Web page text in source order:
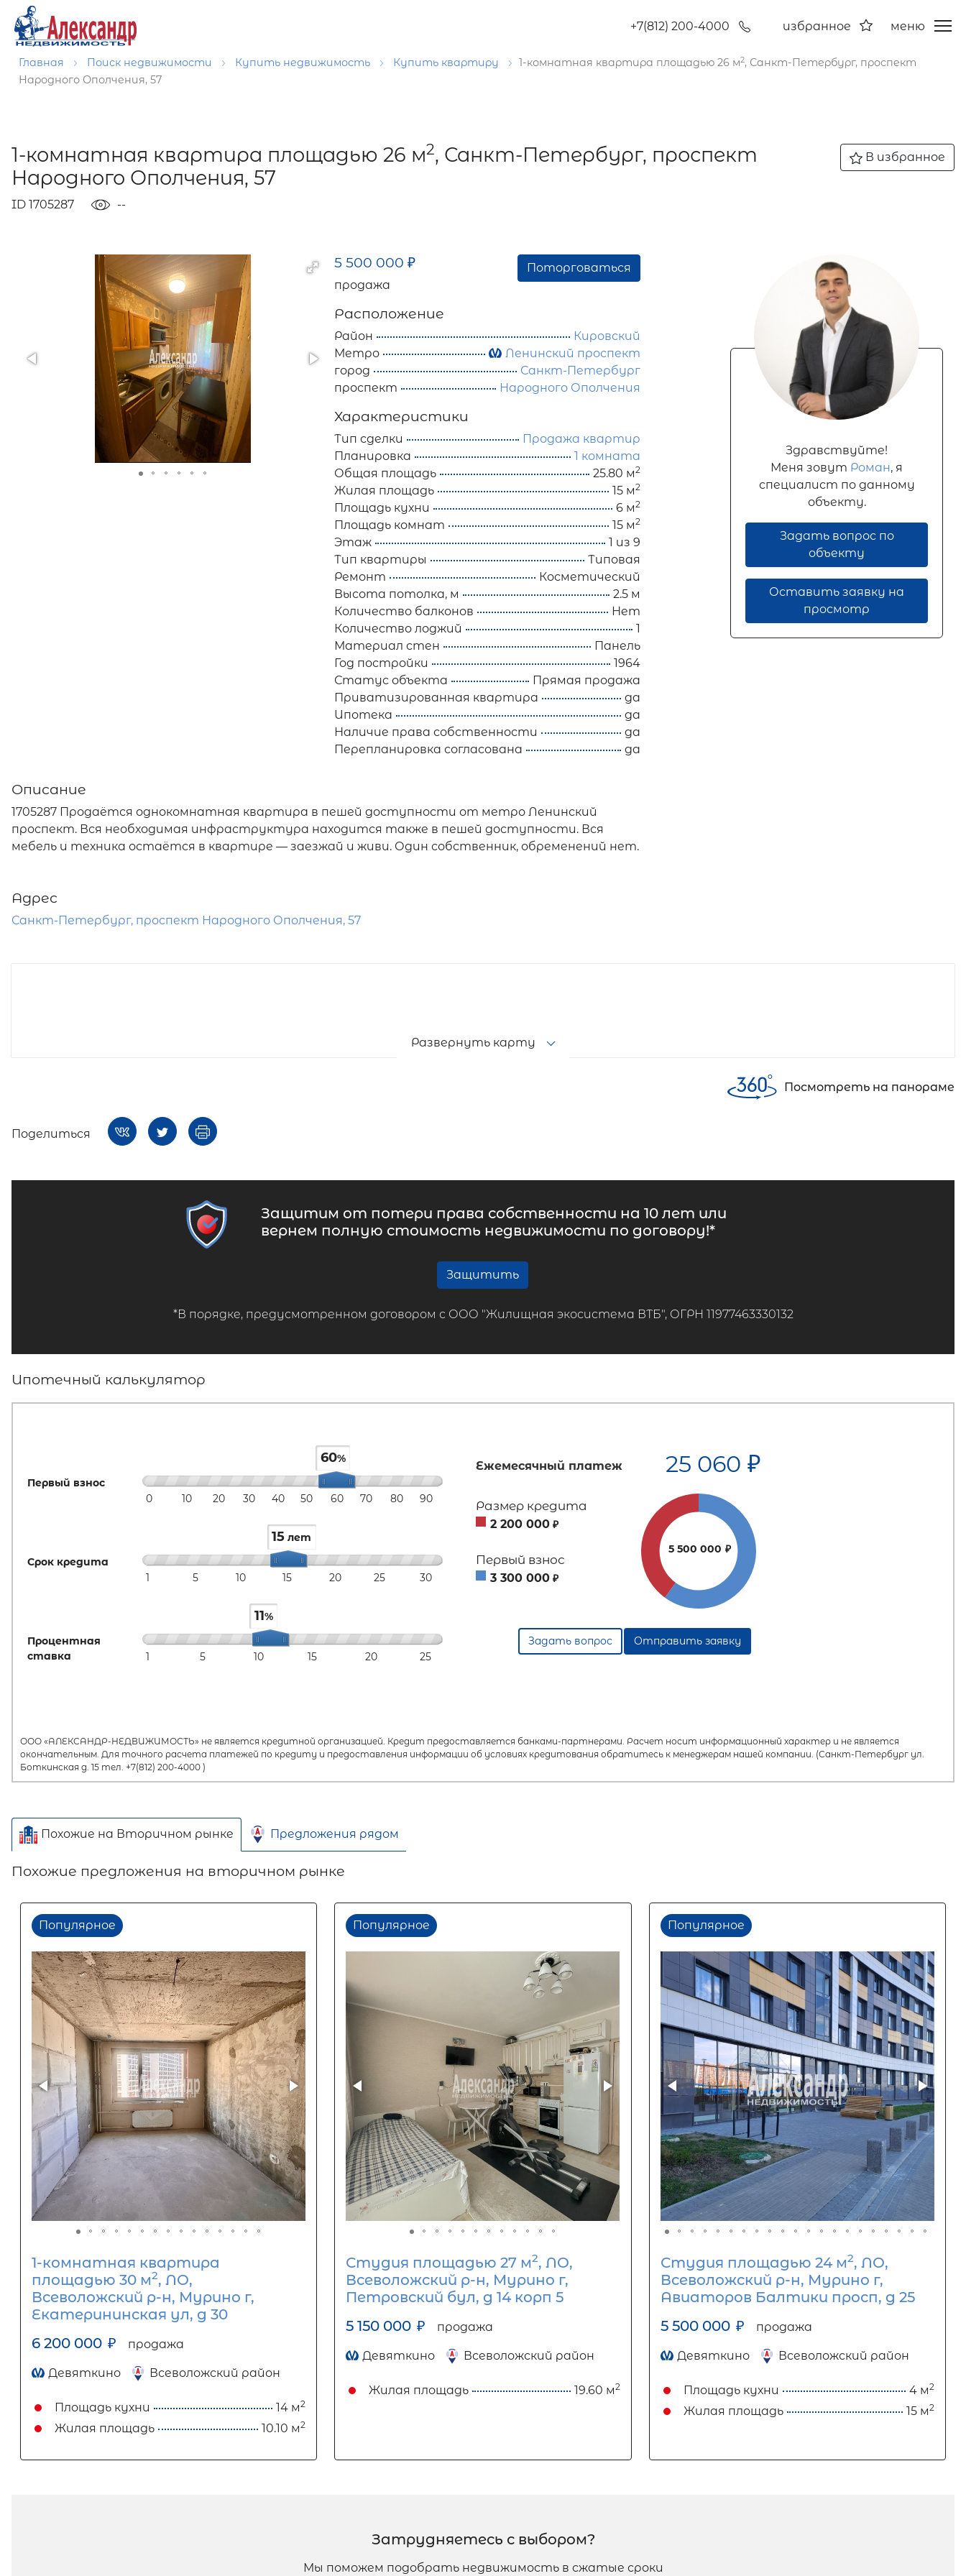
+7(812) 200-4000 избранное меню
Главная Поиск недвижимости Купить недвижимость Купить квартиру 1-комнатная квартира площадью 26 м2, Санкт-Петербург, проспект
Народного Ополчения, 57
1-комнатная квартира площадью 26 м2, Санкт-Петербург, проспект
Народного Ополчения, 57
ID 1705287 --
В избранное
5 500 000₽
продажа
Поторговаться
Расположение
Район
Кировский
Метро
Ленинский проспект
город
Санкт-Петербург
проспект
Народного Ополчения
Характеристики
Тип сделки
Продажа квартир
Планировка
1 комната
Общая площадь
25.80 м2
Жилая площадь 15 м2
Площадь кухни 6 м2
Площадь комнат 15 м2
Этаж
1 из 9
Тип квартиры
Типовая
Ремонт
Косметический
Высота потолка, м
2.5 м
Количество балконов
Нет
Количество лоджий
1
Материал стен
Панель
Год постройки
1964
Статус объекта
Прямая продажа
Приватизированная квартира
да
Ипотека
да
Наличие права собственности
да
Перепланировка согласована
да
Описание
1705287 Продаётся однокомнатная квартира в пешей доступности от метро Ленинский
проспект. Вся необходимая инфраструктура находится также в пешей доступности. Вся
мебель и техника остаётся в квартире — заезжай и живи. Один собственник, обременений нет.
Здравствуйте!
Меня зовут Роман, я
специалист по данному
объекту.
Задать вопрос по
объекту
Оставить заявку на
просмотр
Адрес
Санкт-Петербург, проспект Народного Ополчения, 57
Развернуть карту
Посмотреть на панораме
Поделиться
Защитим от потери права собственности на 10 лет или
вернем полную стоимость недвижимости по договору!*
Защитить
*В порядке, предусмотренном договором с ООО "Жилищная экосистема ВТБ", ОГРН 11977463330132
Ипотечный калькулятор
Первый взнос
60%
0 10 20 30 40 50 60 70 80 90
Срок кредита
15 лет
1 5 10 15 20 25 30
Процентная
ставка
11%
1 5 10 15 20 25
Ежемесячный платеж
Размер кредита
2 200 000 ₽
Первый взнос
3 300 000 ₽
25 060 ₽
5 500 000 ₽
Задать вопрос Отправить заявку
ООО «АЛЕКСАНДР-НЕДВИЖИМОСТЬ» не является кредитной организацией. Кредит предоставляется банками-партнерами. Расчет носит информационный характер и не является
окончательным. Для точного расчета платежей по кредиту и предоставления информации об условиях кредитования обратитесь к менеджерам нашей компании. (Санкт-Петербург ул.
Боткинская д. 15 тел. +7(812) 200-4000 )
Похожие на Вторичном рынке Предложения рядом
Похожие предложения на вторичном рынке
Популярное
1-комнатная квартира
площадью 30 м2, ЛО,
Всеволожский р-н, Мурино г,
Екатерининская ул, д 30
6 200 000 ₽ продажа
Девяткино Всеволожский район
Площадь кухни 14 м2
Жилая площадь 10.10 м2
Популярное
Студия площадью 27 м2, ЛО,
Всеволожский р-н, Мурино г,
Петровский бул, д 14 корп 5
5 150 000 ₽ продажа
Девяткино Всеволожский район
Жилая площадь 19.60 м2
Популярное
Студия площадью 24 м2, ЛО,
Всеволожский р-н, Мурино г,
Авиаторов Балтики просп, д 25
5 500 000 ₽ продажа
Девяткино Всеволожский район
Площадь кухни 4 м2
Жилая площадь 15 м2
Затрудняетесь с выбором?
Мы поможем подобрать недвижимость в сжатые сроки